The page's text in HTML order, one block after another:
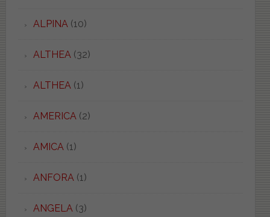
ALPINA(10)
ALTHEA(32)
ALTHEA(1)
AMERICA(2)
AMICA(1)
ANFORA(1)
ANGELA(3)